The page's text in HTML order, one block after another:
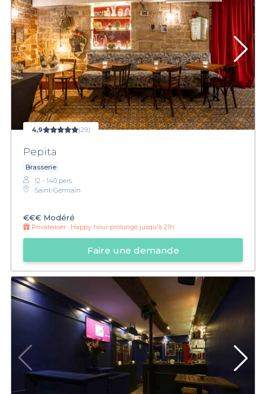
4,9 (29)
Pepita
Brasserie
12 - 140 pers.
Saint-Germain
€€€ Modéré
Privateaser : Happy hour prolongé jusqu'à 21h
Faire une demande